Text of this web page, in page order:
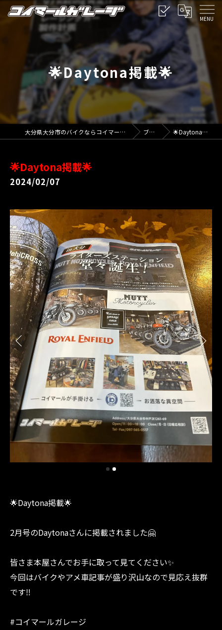
🌟Daytona掲載🌟
大分県大分市のバイクならコイマールガレージ ブログ 🌟Daytona掲載🌟
🌟Daytona掲載🌟
2024/02/07
🌟Daytona掲載🌟
2月号のDaytonaさんに掲載されました🤗
皆さま本屋さんでお手に取って見てください✨
今回はバイクやアメ車記事が盛り沢山なので見応え抜群
です‼︎
#コイマールガレージ